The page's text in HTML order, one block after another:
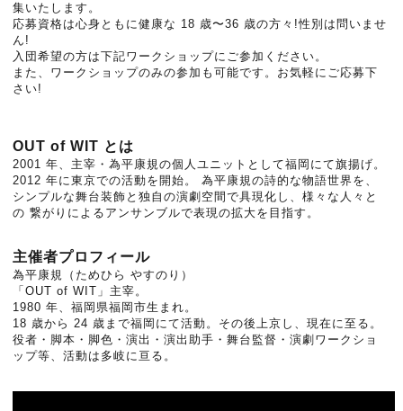
集いたします。
応募資格は心身ともに健康な 18 歳〜36 歳の方々!性別は問いませ
ん!
入団希望の方は下記ワークショップにご参加ください。
また、ワークショップのみの参加も可能です。お気軽にご応募下
さい!
OUT of WIT とは
2001 年、主宰・為平康規の個人ユニットとして福岡にて旗揚げ。
2012 年に東京での活動を開始。 為平康規の詩的な物語世界を、
シンプルな舞台装飾と独自の演劇空間で具現化し、様々な人々と
の 繋がりによるアンサンブルで表現の拡大を目指す。
主催者プロフィール
為平康規（ためひら やすのり）
「OUT of WIT」主宰。
1980 年、福岡県福岡市生まれ。
18 歳から 24 歳まで福岡にて活動。その後上京し、現在に至る。
役者・脚本・脚色・演出・演出助手・舞台監督・演劇ワークショ
ップ等、活動は多岐に亘る。